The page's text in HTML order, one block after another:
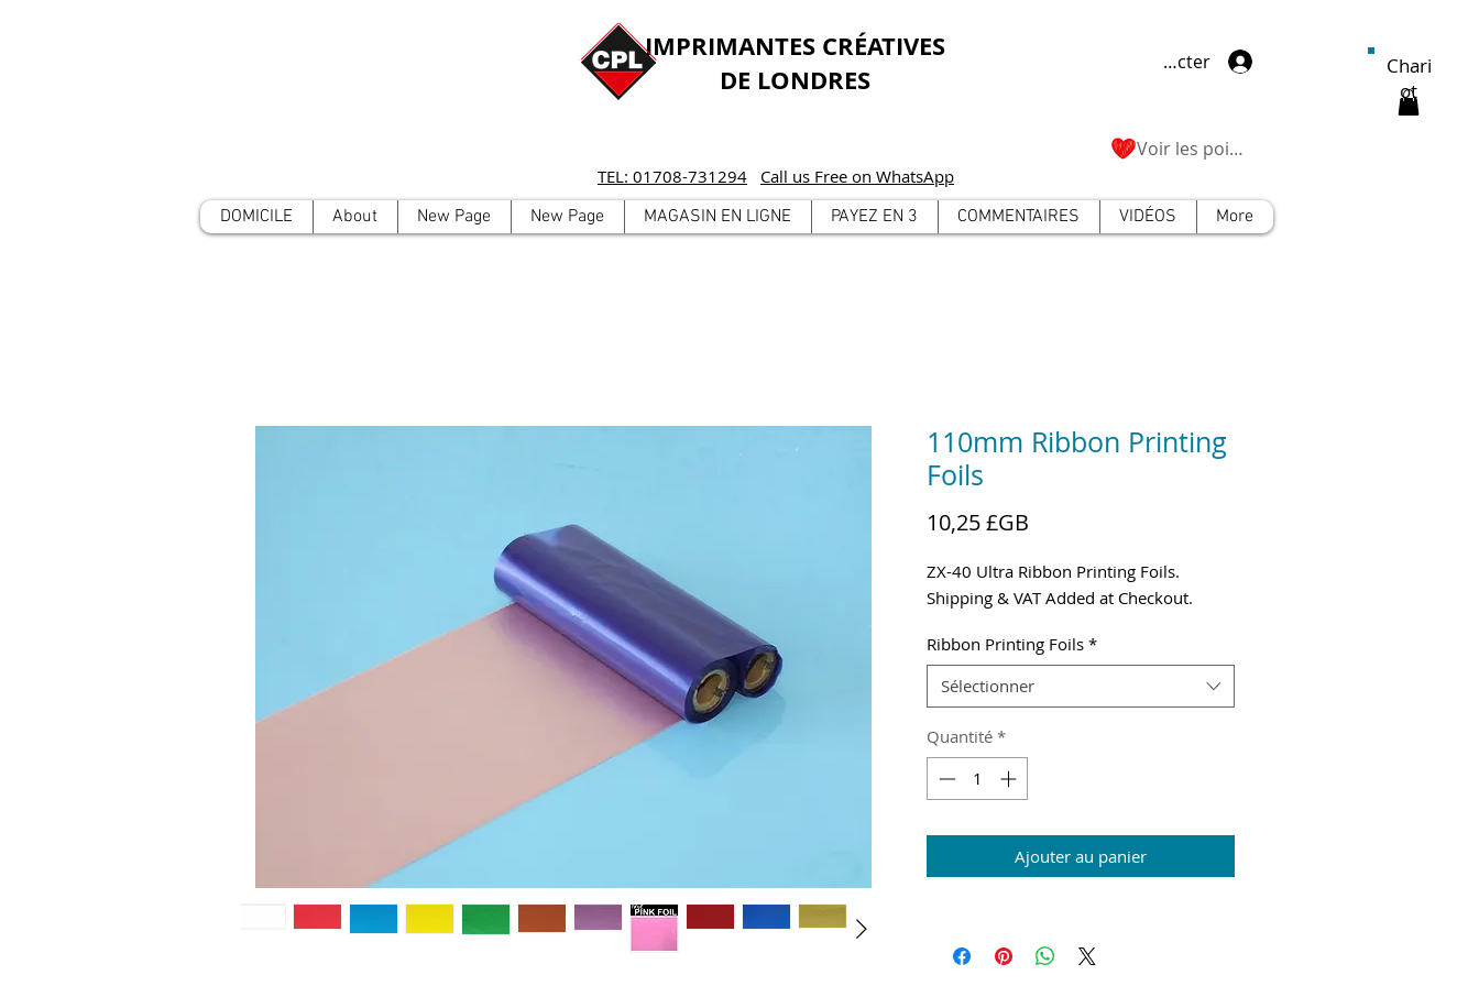
IMPRIMANTES CRÉATIVES
DE LONDRES
TEL: 01708-731294 Call us Free on WhatsApp
Se connecter
Voir les points
DOMICILE About New Page New Page MAGASIN EN LIGNE PAYEZ EN 3 COMMENTAIRES VIDÉOS More
Chari
ot
110mm Ribbon Printing
Foils
10,25 £GB
ZX-40 Ultra Ribbon Printing Foils.
Shipping & VAT Added at Checkout.
Ribbon Printing Foils *
Sélectionner
Quantité *
Ajouter au panier